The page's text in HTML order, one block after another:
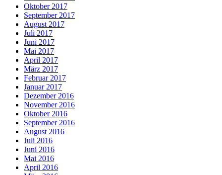
Oktober 2017
September 2017
August 2017
Juli 2017
Juni 2017
Mai 2017
April 2017
März 2017
Februar 2017
Januar 2017
Dezember 2016
November 2016
Oktober 2016
September 2016
August 2016
Juli 2016
Juni 2016
Mai 2016
April 2016